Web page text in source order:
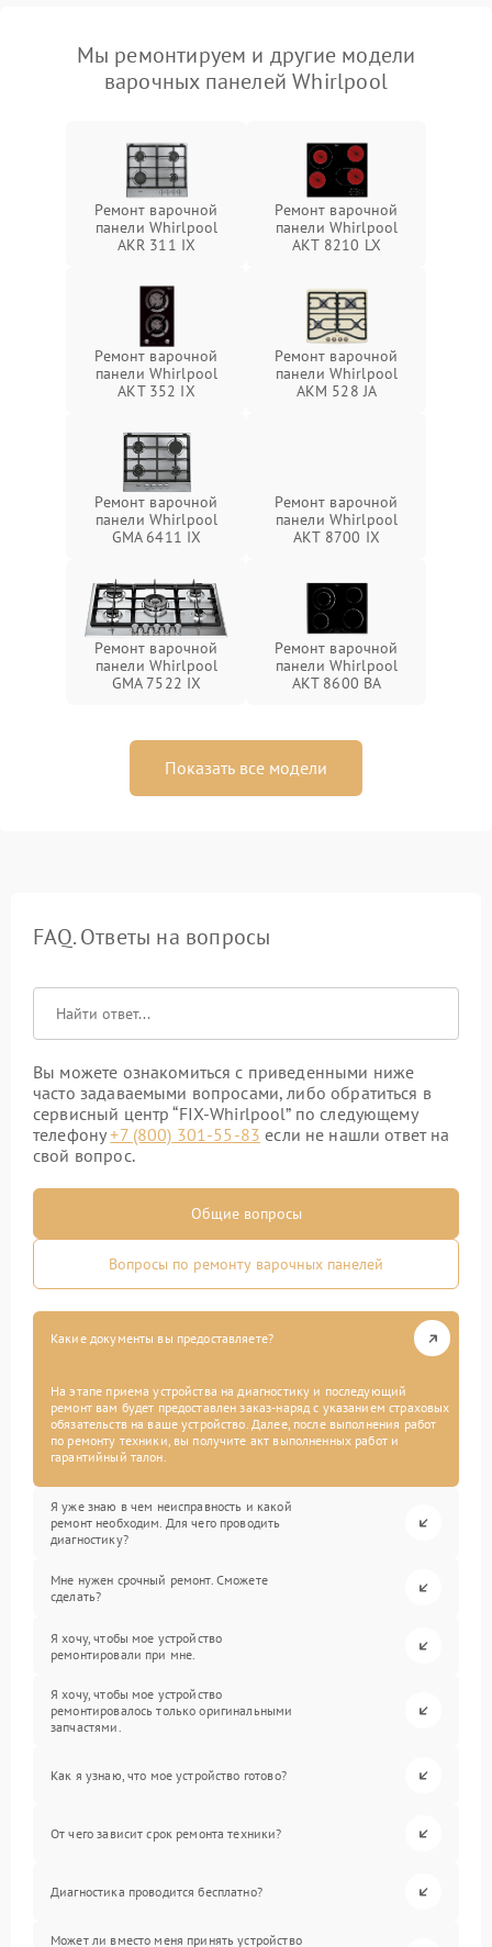
Мы ремонтируем и другие модели
варочных панелей Whirlpool
Ремонт варочной
панели Whirlpool
AKR 311 IX
Ремонт варочной
панели Whirlpool
AKT 8210 LX
Ремонт варочной
панели Whirlpool
AKT 352 IX
Ремонт варочной
панели Whirlpool
AKM 528 JA
Ремонт варочной
панели Whirlpool
GMA 6411 IX
Ремонт варочной
панели Whirlpool
AKT 8700 IX
Ремонт варочной
панели Whirlpool
GMA 7522 IX
Ремонт варочной
панели Whirlpool
AKT 8600 BA
Показать все модели
FAQ. Ответы на вопросы
Вы можете ознакомиться с приведенными ниже
часто задаваемыми вопросами, либо обратиться в
сервисный центр “FIX-Whirlpool” по следующему
телефону+7 (800) 301-55-83 если не нашли ответ на
свой вопрос.
Общие вопросы
Вопросы по ремонту варочных панелей
Какие документы вы предоставляете?
На этапе приема устройства на диагностику и последующий
ремонт вам будет предоставлен заказ-наряд с указанием страховых
обязательств на ваше устройство. Далее, после выполнения работ
по ремонту техники, вы получите акт выполненных работ и
гарантийный талон.
Я уже знаю в чем неисправность и какой
ремонт необходим. Для чего проводить
диагностику?
Мне нужен срочный ремонт. Сможете
сделать?
Я хочу, чтобы мое устройство
ремонтировали при мне.
Я хочу, чтобы мое устройство
ремонтировалось только оригинальными
запчастями.
Как я узнаю, что мое устройство готово?
От чего зависит срок ремонта техники?
Диагностика проводится бесплатно?
Может ли вместо меня принять устройство